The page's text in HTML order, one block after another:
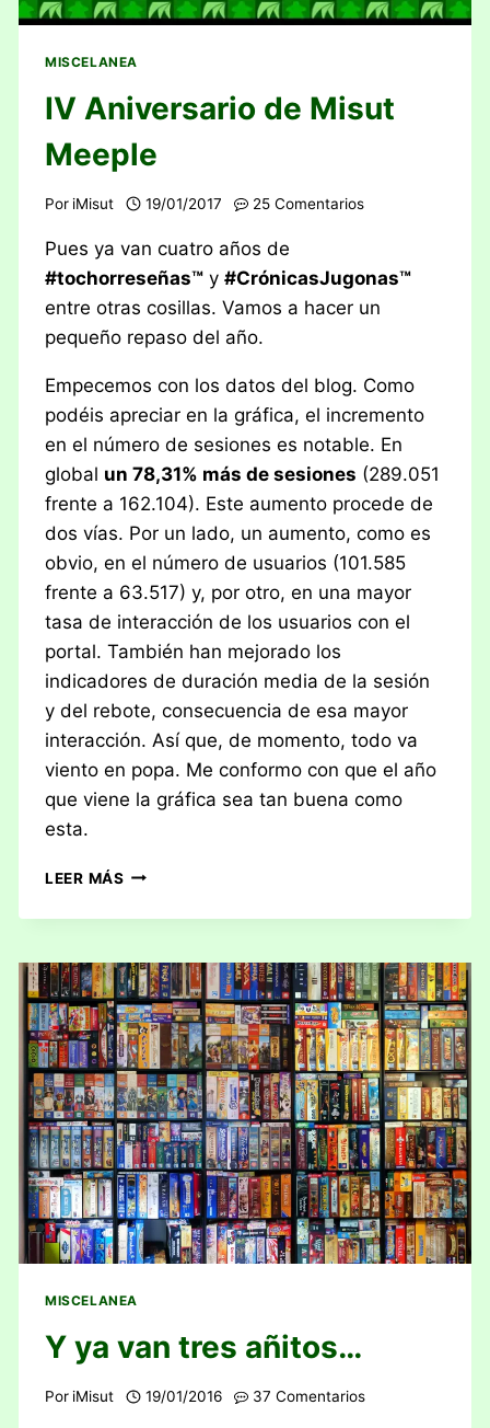
MISCELANEA
IV Aniversario de Misut
Meeple
Por iMisut 19/01/2017 25 Comentarios
Pues ya van cuatro años de
#tochorreseñas™ y#CrónicasJugonas™
entre otras cosillas. Vamos a hacer un
pequeño repaso del año.
Empecemos con los datos del blog. Como
podéis apreciar en la gráfica, el incremento
en el número de sesiones es notable. En
global un 78,31% más de sesiones (289.051
frente a 162.104). Este aumento procede de
dos vías. Por un lado, un aumento, como es
obvio, en el número de usuarios (101.585
frente a 63.517) y, por otro, en una mayor
tasa de interacción de los usuarios con el
portal. También han mejorado los
indicadores de duración media de la sesión
y del rebote, consecuencia de esa mayor
interacción. Así que, de momento, todo va
viento en popa. Me conformo con que el año
que viene la gráfica sea tan buena como
esta.
LEER MÁS IV
DE
MEEPLE
MISCELANEA
Y ya van tres añitos…
Por iMisut 19/01/2016 37 Comentarios